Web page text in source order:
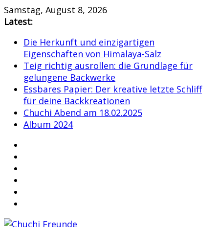
Skip
to
Samstag, August 8, 2026
Latest:
Die Herkunft und einzigartigen
Eigenschaften von Himalaya-Salz
Teig richtig ausrollen: die Grundlage für
gelungene Backwerke
Essbares Papier: Der kreative letzte Schliff
für deine Backkreationen
Chuchi Abend am 18.02.2025
Album 2024